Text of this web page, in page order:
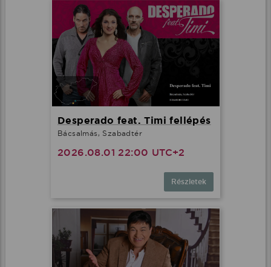
Desperado feat. Timi fellépés
Bácsalmás, Szabadtér
2026.08.01 22:00 UTC+2
Részletek